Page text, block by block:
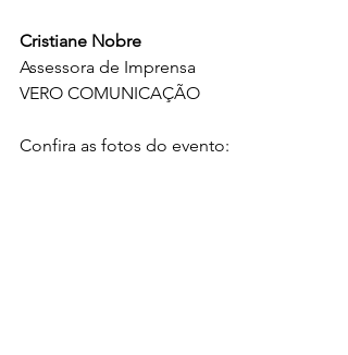
Cristiane Nobre
Assessora de Imprensa
VERO COMUNICAÇÃO
Confira as fotos do evento: